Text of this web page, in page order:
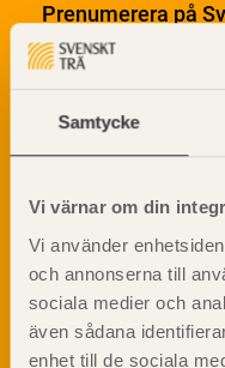
Samtycke
Vi värnar om din
Vi använder
och annonserna till
sociala medier och
även sådana
enhet till de sociala
Prenumerera på